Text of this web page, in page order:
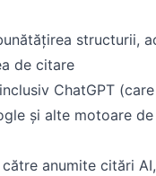
structurii,
de citare
ChatGPT
și alte motoare de
anumite citări